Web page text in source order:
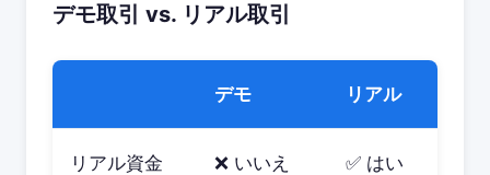
デモ取引 vs. リアル取引
デモ リアル
リアル資金 ❌ いいえ ✅ はい